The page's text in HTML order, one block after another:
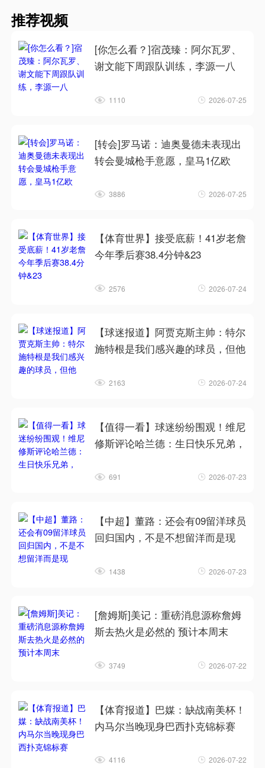
推荐视频
[你怎么看？]宿茂臻：阿尔瓦罗、
谢文能下周跟队训练，李源一八
1110 2026-07-25
[转会]罗马诺：迪奥曼德未表现出
转会曼城枪手意愿，皇马1亿欧
3886 2026-07-25
【体育世界】接受底薪！41岁老詹
今年季后赛38.4分钟&23
2576 2026-07-24
【球迷报道】阿贾克斯主帅：特尔
施特根是我们感兴趣的球员，但他
2163 2026-07-24
【值得一看】球迷纷纷围观！维尼
修斯评论哈兰德：生日快乐兄弟，
691 2026-07-23
【中超】董路：还会有09留洋球员
回归国内，不是不想留洋而是现
1438 2026-07-23
[詹姆斯]美记：重磅消息源称詹姆
斯去热火是必然的 预计本周末
3749 2026-07-22
【体育报道】巴媒：缺战南美杯！
内马尔当晚现身巴西扑克锦标赛
4116 2026-07-22